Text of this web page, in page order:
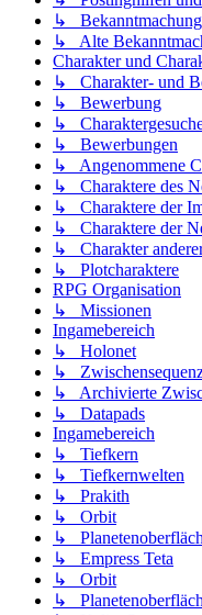
↳
↳ Alte
Charakter und
↳ Charakter- und
↳ Bewerbung
↳
↳ Bewerbungen
↳ Angenommene
↳ Charaktere des
↳ Charaktere der
↳ Charaktere der
↳ Charakter
↳ Plotcharaktere
RPG Organisation
↳ Missionen
Ingamebereich
↳ Holonet
↳
↳ Archivierte
↳ Datapads
Ingamebereich
↳ Tiefkern
↳ Tiefkernwelten
↳ Prakith
↳ Orbit
↳
↳ Empress Teta
↳ Orbit
↳